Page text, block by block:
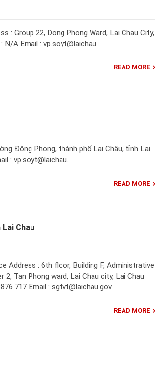
: Group 22, Dong Phong Ward, Lai Chau City,
N/A Email : vp.soyt@laichau.
READ MORE
Đông Phong, thành phố Lai Châu, tỉnh Lai
: vp.soyt@laichau.
READ MORE
Chau
Address : 6th floor, Building F, Administrative
Tan Phong ward, Lai Chau city, Lai Chau
717 Email : sgtvt@laichau.gov.
READ MORE